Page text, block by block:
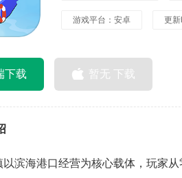
游戏平台：安卓 更新
下载 暂无 下载
以滨海港口经营为核心载体，玩家